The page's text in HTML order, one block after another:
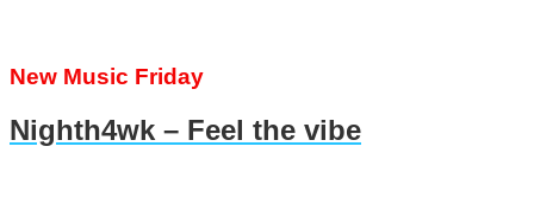
New Music Friday
Nighth4wk – Feel the vibe